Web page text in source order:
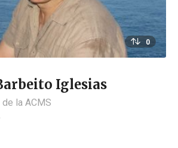
0
Iglesias
la ACMS